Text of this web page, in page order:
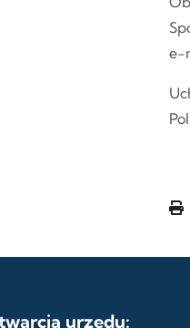
e-
urzędu: